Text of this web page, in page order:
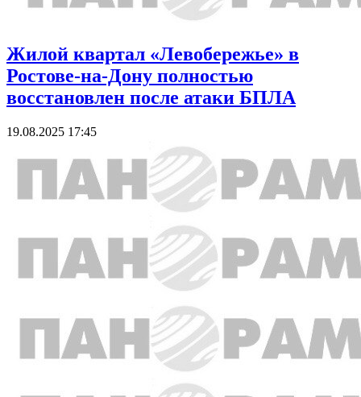
Жилой квартал «Левобережье» в
Ростове-на-Дону полностью
восстановлен после атаки БПЛА
19.08.2025 17:45